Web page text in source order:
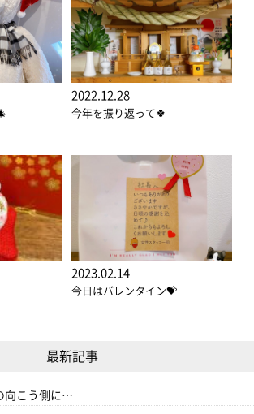
2022.12.28
今年を振り返って🍀
2023.02.14
今日はバレンタイン💝
最新記事
向こう側に…